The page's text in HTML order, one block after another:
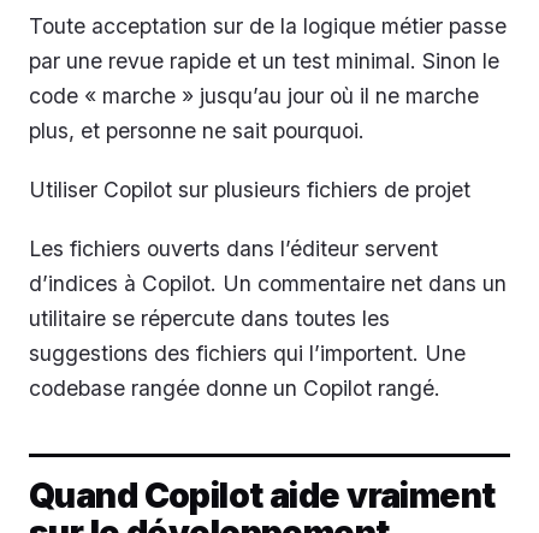
Toute acceptation sur de la logique métier passe
par une revue rapide et un test minimal. Sinon le
code « marche » jusqu’au jour où il ne marche
plus, et personne ne sait pourquoi.
Utiliser Copilot sur plusieurs fichiers de projet
Les fichiers ouverts dans l’éditeur servent
d’indices à Copilot. Un commentaire net dans un
utilitaire se répercute dans toutes les
suggestions des fichiers qui l’importent. Une
codebase rangée donne un Copilot rangé.
Quand Copilot aide vraiment